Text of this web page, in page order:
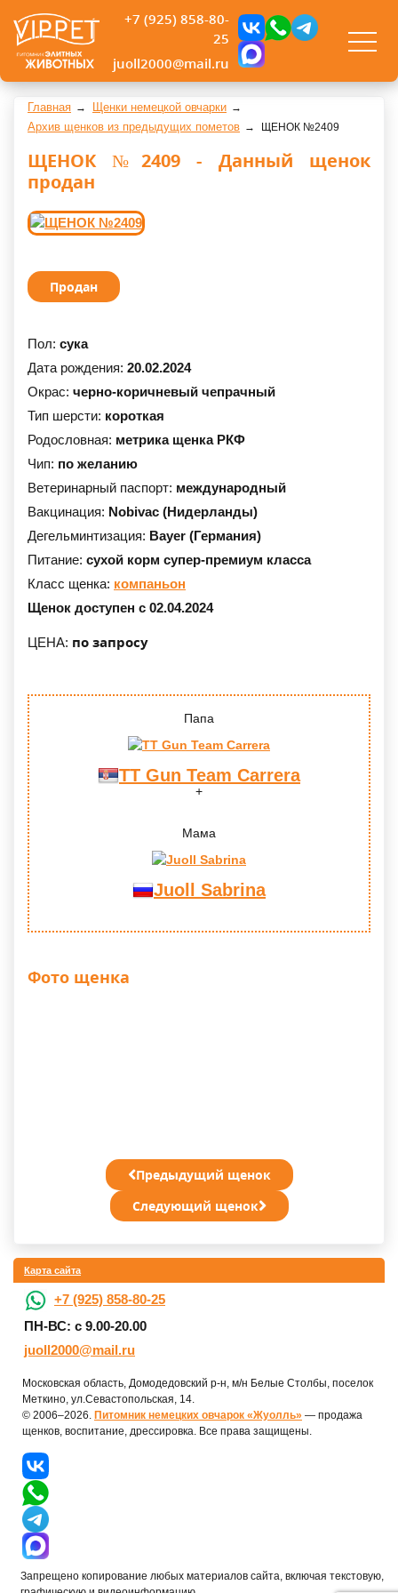
+7 (925) 858-80-
25
juoll2000@mail.ru
Главная
Щенки немецкой овчарки
Архив щенков из предыдущих пометов
ЩЕНОК №2409
ЩЕНОК №2409 - Данный щенок
продан
Продан
Пол: сука
Дата рождения: 20.02.2024
Окрас: черно-коричневый чепрачный
Тип шерсти: короткая
Родословная: метрика щенка РКФ
Чип: по желанию
Ветеринарный паспорт: международный
Вакцинация: Nobivac (Нидерланды)
Дегельминтизация: Bayer (Германия)
Питание: сухой корм супер-премиум класса
Класс щенка: компаньон
Щенок доступен с 02.04.2024
ЦЕНА: по запросу
Папа
TT Gun Team Carrera
Мама
Juoll Sabrina
Фото щенка
Предыдущий щенок
Следующий щенок
Карта сайта
+7 (925) 858-80-25
ПН-ВС: с 9.00-20.00
juoll2000@mail.ru
Московская область, Домодедовский р-н, м/н Белые Столбы, поселок
Меткино, ул.Севастопольская, 14.
© 2006–2026. Питомник немецких овчарок «Жуолль» — продажа
щенков, воспитание, дрессировка. Все права защищены.
Запрещено копирование любых материалов сайта, включая текстовую,